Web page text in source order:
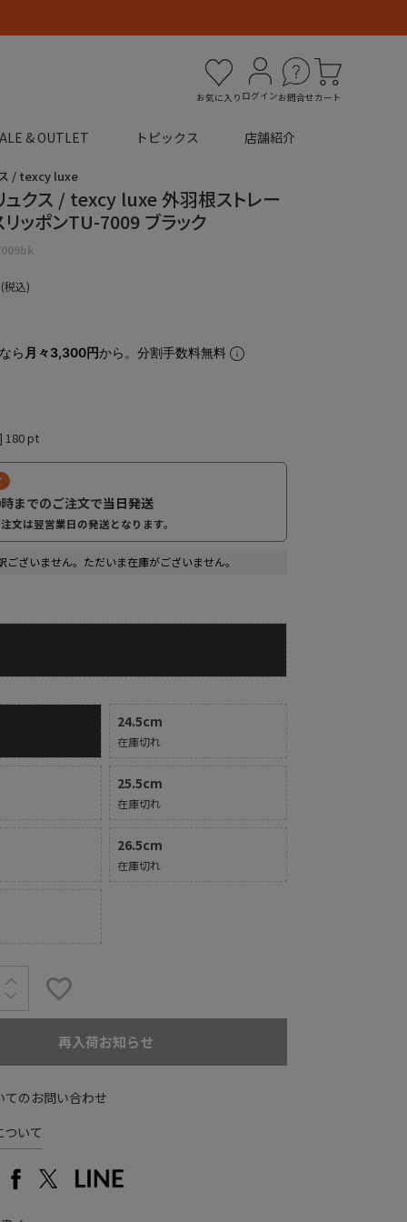
お気に入り ログインお問合せカート
& OUTLET トピックス 店舗紹介
ス / texcy luxe
ュクス / texcy luxe 外羽根ストレー
リッポンTU-7009 ブラック
税込
なら 月々3,300円から。分割手数料無料
180 pt
までのご注文で当日発送
文は翌営業日の発送となります。
ございません。ただいま在庫がございません。
24.5cm
在庫切れ
25.5cm
在庫切れ
26.5cm
在庫切れ
再入荷お知らせ
てのお問い合わせ
いて